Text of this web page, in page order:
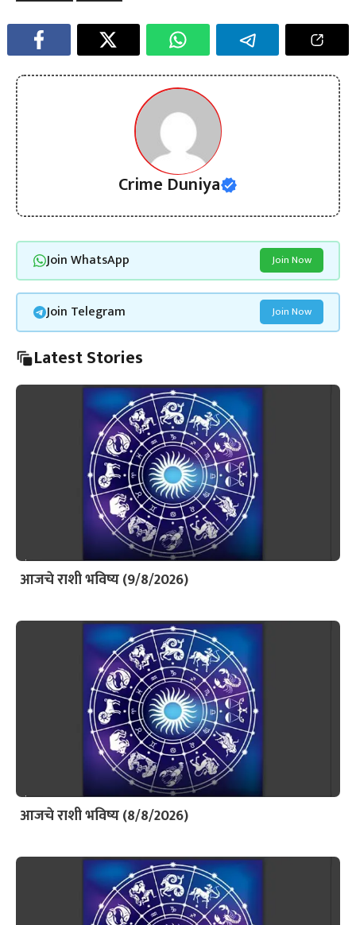
Crime Duniya
Join WhatsApp Join Now
Join Telegram Join Now
Latest Stories
आजचे राशी भविष्य (9/8/2026)
आजचे राशी भविष्य (8/8/2026)